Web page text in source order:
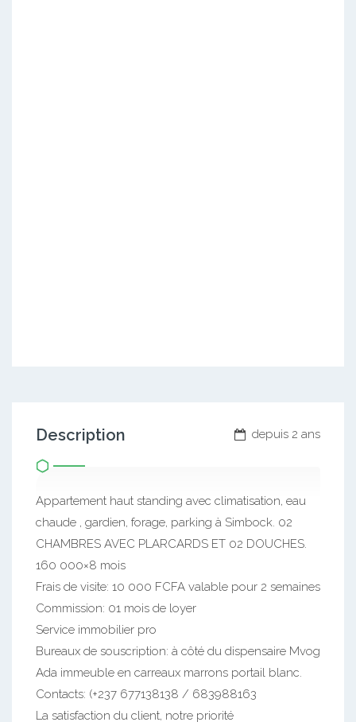
depuis 2 ans
Description
Appartement haut standing avec climatisation, eau
chaude , gardien, forage, parking à Simbock. 02
CHAMBRES AVEC PLARCARDS ET 02 DOUCHES.
160 000×8 mois
Frais de visite: 10 000 FCFA valable pour 2 semaines
Commission: 01 mois de loyer
Service immobilier pro
Bureaux de souscription: à côté du dispensaire Mvog
Ada immeuble en carreaux marrons portail blanc.
Contacts: (+237 677138138 / 683988163
La satisfaction du client, notre priorité